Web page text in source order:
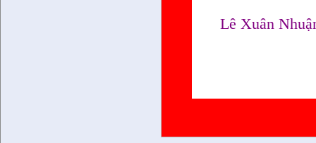
Lê Xuân